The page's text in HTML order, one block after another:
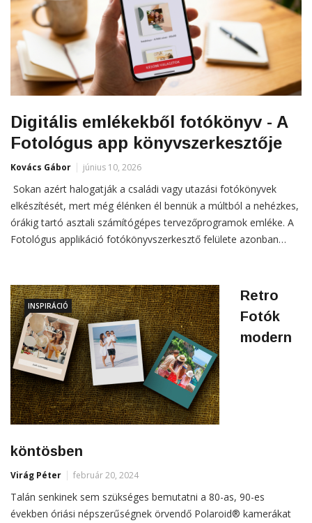
Digitális emlékekből fotókönyv - A
Fotológus app könyvszerkesztője
Kovács Gábor június 10, 2026
Sokan azért halogatják a családi vagy utazási fotókönyvek
elkészítését, mert még élénken él bennük a múltból a nehézkes,
órákig tartó asztali számítógépes tervezőprogramok emléke. A
Fotológus applikáció fotókönyvszerkesztő felülete azonban…
INSPIRÁCIÓ
Retro
Fotók
modern
köntösben
Virág Péter február 20, 2024
Talán senkinek sem szükséges bemutatni a 80-as, 90-es
években óriási népszerűségnek örvendő Polaroid® kamerákat